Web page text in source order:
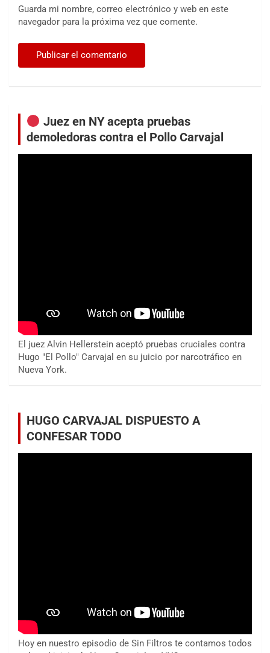
Guarda mi nombre, correo electrónico y web en este
navegador para la próxima vez que comente.
Juez en NY acepta pruebas
demoledoras contra el Pollo Carvajal
El juez Alvin Hellerstein aceptó pruebas cruciales contra
Hugo "El Pollo" Carvajal en su juicio por narcotráfico en
Nueva York.
HUGO CARVAJAL DISPUESTO A
CONFESAR TODO
Hoy en nuestro episodio de Sin Filtros te contamos todos